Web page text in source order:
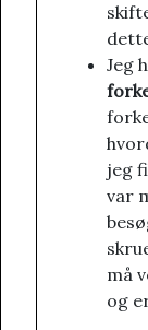
Jeg
jeg
var
må
og